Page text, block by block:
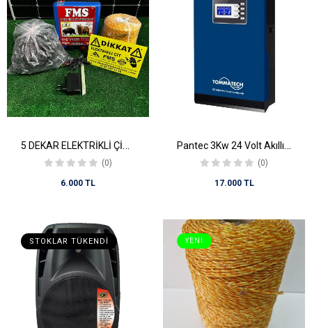
5 DEKAR ELEKTRİKLİ ÇİT SETİ (ADAPTÖRLÜ)
(0)
6.000 TL
Pantec 3Kw 24 Volt Akıllı İnvertör
(0)
17.000 TL
STOKLAR TÜKENDI YENI